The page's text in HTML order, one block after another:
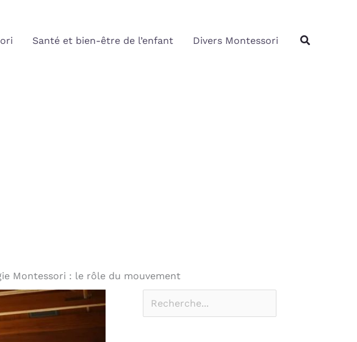
Santé et bien-être de l’enfant Divers Montessori
Montessori : le rôle du mouvement